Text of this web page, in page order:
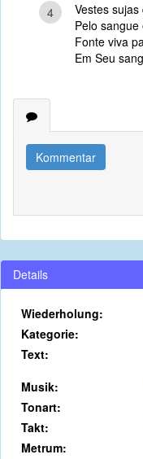
4
Vestes
Pelo
Fonte viva
Em Seu
Kommentar
Details
Wiederholung:
Kategorie:
Text:
Musik:
Tonart:
Takt:
Metrum: